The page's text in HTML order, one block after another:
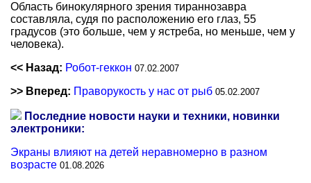
Область бинокулярного зрения тираннозавра
составляла, судя по расположению его глаз, 55
градусов (это больше, чем у ястреба, но меньше, чем у
человека).
<< Назад: Робот-геккон 07.02.2007
>> Вперед: Праворукость у нас от рыб 05.02.2007
Последние новости науки и техники, новинки
электроники:
Экраны влияют на детей неравномерно в разном
возрасте 01.08.2026